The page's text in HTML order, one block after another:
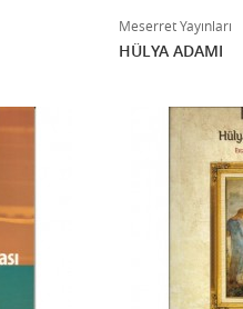
Meserret Yayınları
HÜLYA ADAMI